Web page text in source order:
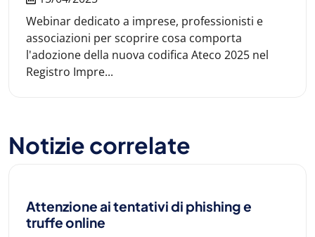
Webinar dedicato a imprese, professionisti e
associazioni per scoprire cosa comporta
l'adozione della nuova codifica Ateco 2025 nel
Registro Impre...
Notizie correlate
Attenzione ai tentativi di phishing e
truffe online